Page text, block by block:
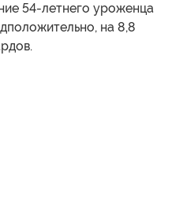
54-летнего уроженца
на 8,8